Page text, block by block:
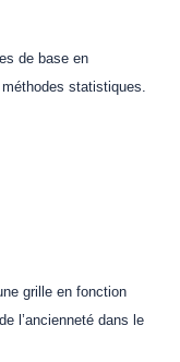
de base en
statistiques.
grille en fonction
l’ancienneté dans le